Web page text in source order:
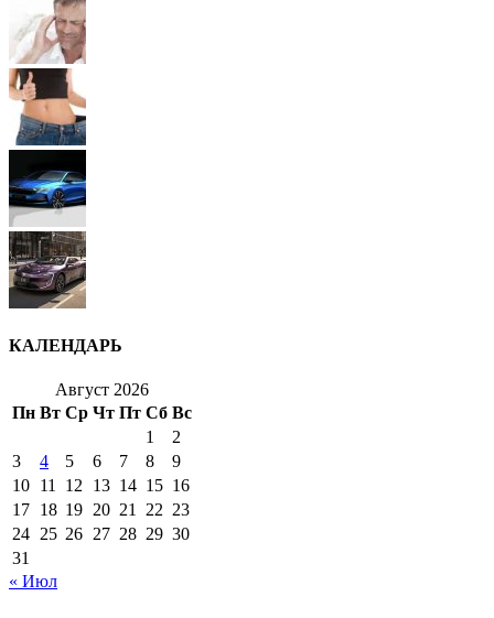
КАЛЕНДАРЬ
Август 2026
Пн Вт Ср Чт Пт Сб Вс
1
2
3
4 5 6 7 8
9
10 11 12 13 14 15 16
17 18 19 20 21 22 23
24 25 26 27 28 29 30
31
« Июл